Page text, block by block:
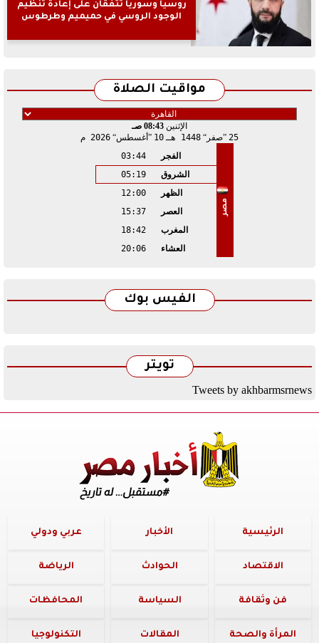
روسيا وسوريا تتفقان على إعادة تنظيم
الوجود الروسي في حميميم وطرطوس
مواقيت الصلاة
الإثنين 08:43 صـ
25 صفر 1448 هـ 10 أغسطس 2026 م
مصر
الفجر
03:44
الشروق
05:19
الظهر
12:00
العصر
15:37
المغرب
18:42
العشاء
20:06
الفيس بوك
تويتر
Tweets by akhbarmsrnews
الرئيسية الأخبار عربي ودولي
الاقتصاد الحوادث الرياضة
فن وثقافة السياسة المحافظات
المرأة والصحة المقالات التكنولوجيا